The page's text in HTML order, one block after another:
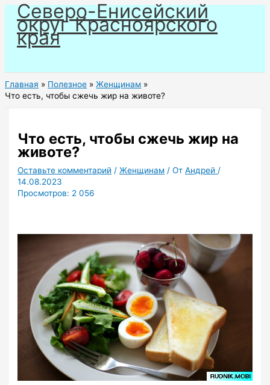
Перейти
содержимому
Северо-Енисейский
округ Красноярского
края
Главная Полезное
Женщинам
Что есть, чтобы сжечь жир на животе?
Что есть, чтобы сжечь жир на
животе?
Оставьте комментарий /Женщинам / ОтАндрей /
14.08.2023
Просмотров: 2 056